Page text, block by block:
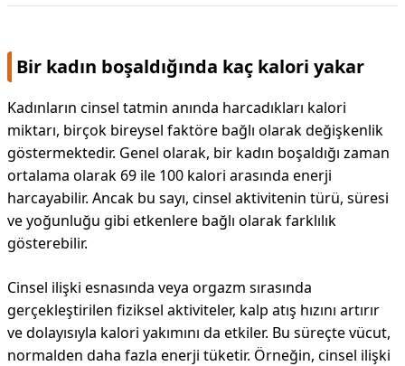
Bir kadın boşaldığında kaç kalori yakar
Kadınların cinsel tatmin anında harcadıkları kalori
miktarı, birçok bireysel faktöre bağlı olarak değişkenlik
göstermektedir. Genel olarak, bir kadın boşaldığı zaman
ortalama olarak 69 ile 100 kalori arasında enerji
harcayabilir. Ancak bu sayı, cinsel aktivitenin türü, süresi
ve yoğunluğu gibi etkenlere bağlı olarak farklılık
gösterebilir.
Cinsel ilişki esnasında veya orgazm sırasında
gerçekleştirilen fiziksel aktiviteler, kalp atış hızını artırır
ve dolayısıyla kalori yakımını da etkiler. Bu süreçte vücut,
normalden daha fazla enerji tüketir. Örneğin, cinsel ilişki